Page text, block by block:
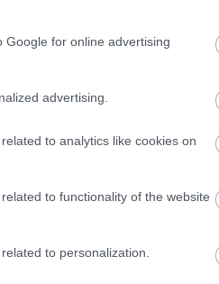
Google for online advertising
advertising.
to analytics like cookies on
to functionality of the website
to personalization.